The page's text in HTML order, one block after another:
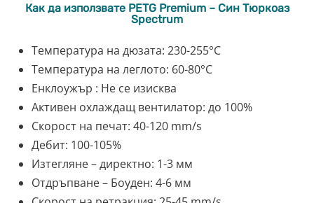
Как да използвате PETG Premium – Син Тюркоаз
Spectrum
Температура на дюзата: 230-255°C
Температура на леглото: 60-80°C
Енклоужър : Не се изисква
Активен охлаждащ вентилатор: до 100%
Скорост на печат: 40-120 mm/s
Дебит: 100-105%
Изтегляне – директно: 1-3 мм
Отдръпване – Боуден: 4-6 мм